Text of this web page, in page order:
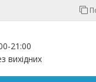
21:00
вихідних